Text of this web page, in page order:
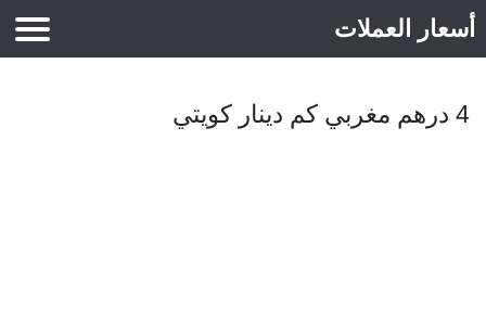
أسعار العملات
4 درهم مغربي كم دينار كويتي